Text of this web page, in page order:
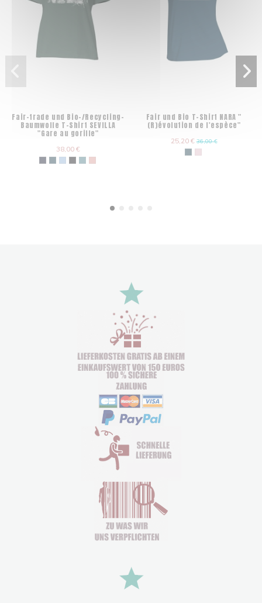
Fair-trade und Bio-/Recycling-
Baumwolle T-Shirt SEVILLA
"Gare au gorille"
38,00 €
Fair und Bio T-Shirt NARA "
(R)évolution de l'espèce"
25,20 €36,00 €